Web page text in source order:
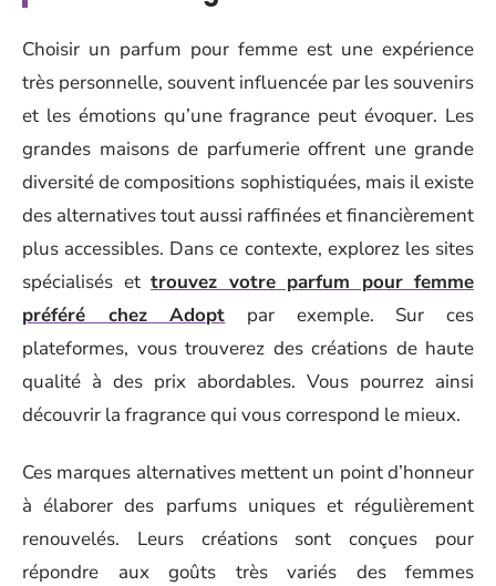
Choisir un parfum pour femme est une expérience
très personnelle, souvent influencée par les souvenirs
et les émotions qu’une fragrance peut évoquer. Les
grandes maisons de parfumerie offrent une grande
diversité de compositions sophistiquées, mais il existe
des alternatives tout aussi raffinées et financièrement
plus accessibles. Dans ce contexte, explorez les sites
spécialisés et trouvez votre parfum pour femme
préféré chez Adopt par exemple. Sur ces
plateformes, vous trouverez des créations de haute
qualité à des prix abordables. Vous pourrez ainsi
découvrir la fragrance qui vous correspond le mieux.
Ces marques alternatives mettent un point d’honneur
à élaborer des parfums uniques et régulièrement
renouvelés. Leurs créations sont conçues pour
répondre aux goûts très variés des femmes